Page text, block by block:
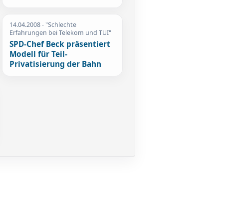
14.04.2008- "Schlechte
Erfahrungen bei Telekom und TUI"
SPD-Chef Beck präsentiert
Modell für Teil-
Privatisierung der Bahn